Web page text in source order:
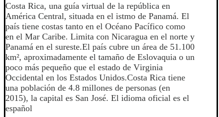
Costa Rica, una guía virtual de la república en
América Central, situada en el istmo de Panamá. El
país tiene costas tanto en el Océano Pacífico como
en el Mar Caribe. Limita con Nicaragua en el norte y
Panamá en el sureste.El país cubre un área de 51.100
km², aproximadamente el tamaño de Eslovaquia o un
poco más pequeño que el estado de Virginia
Occidental en los Estados Unidos.Costa Rica tiene
una población de 4.8 millones de personas (en
2015), la capital es San José. El idioma oficial es el
español